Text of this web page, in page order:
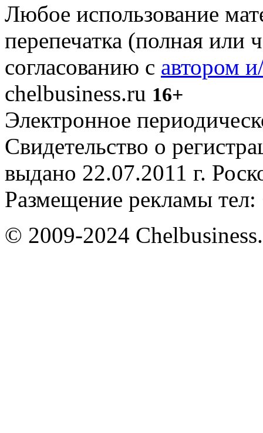
Любое использование
перепечатка (полная или
согласованию с автором
chelbusiness.ru 16+
Электронное
Свидетельство о
выдано 22.07.2011 г.
Размещение рекламы
© 2009-2024